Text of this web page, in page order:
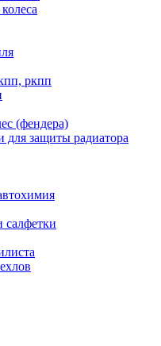
ркпп
(фендера)
для защиты радиатора
салфетки